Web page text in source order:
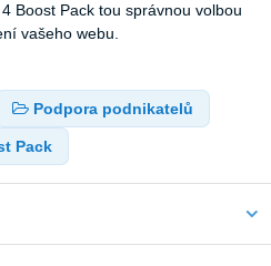
Boost Pack tou správnou volbou
vašeho webu.
Podpora podnikatelů
Pack